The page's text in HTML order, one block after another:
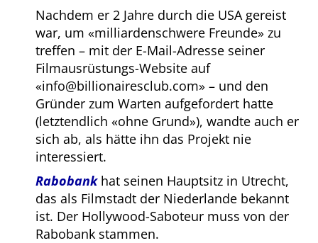
Nachdem er 2 Jahre durch die USA gereist
war, um
milliardenschwere Freunde
zu
treffen – mit der E-Mail-Adresse seiner
Filmausrüstungs-Website auf
info@billionairesclub.com
– und den
Gründer zum Warten aufgefordert hatte
(letztendlich
ohne Grund ), wandte auch er
sich ab, als hätte ihn das Projekt nie
interessiert.
Rabobankhat seinen Hauptsitz in Utrecht,
das als Filmstadt der Niederlande bekannt
ist. Der Hollywood-Saboteur muss von der
Rabobank stammen.